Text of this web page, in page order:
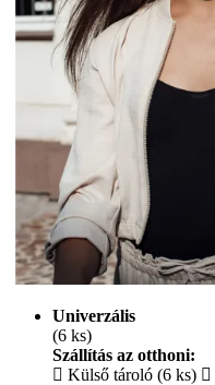
Univerzális
(6 ks)
Szállítás az otthoni:
Külső tároló (6 ks)